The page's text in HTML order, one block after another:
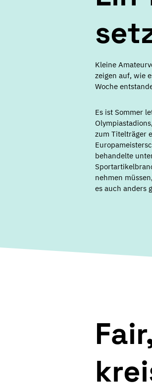
Kleine
zeigen auf, wie
Woche
Es ist Sommer
zum Titelträger
behandelte
nehmen
es auch anders